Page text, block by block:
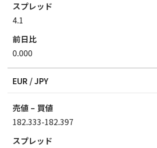
4.1
0.000
EUR / JPY
182.333-182.397